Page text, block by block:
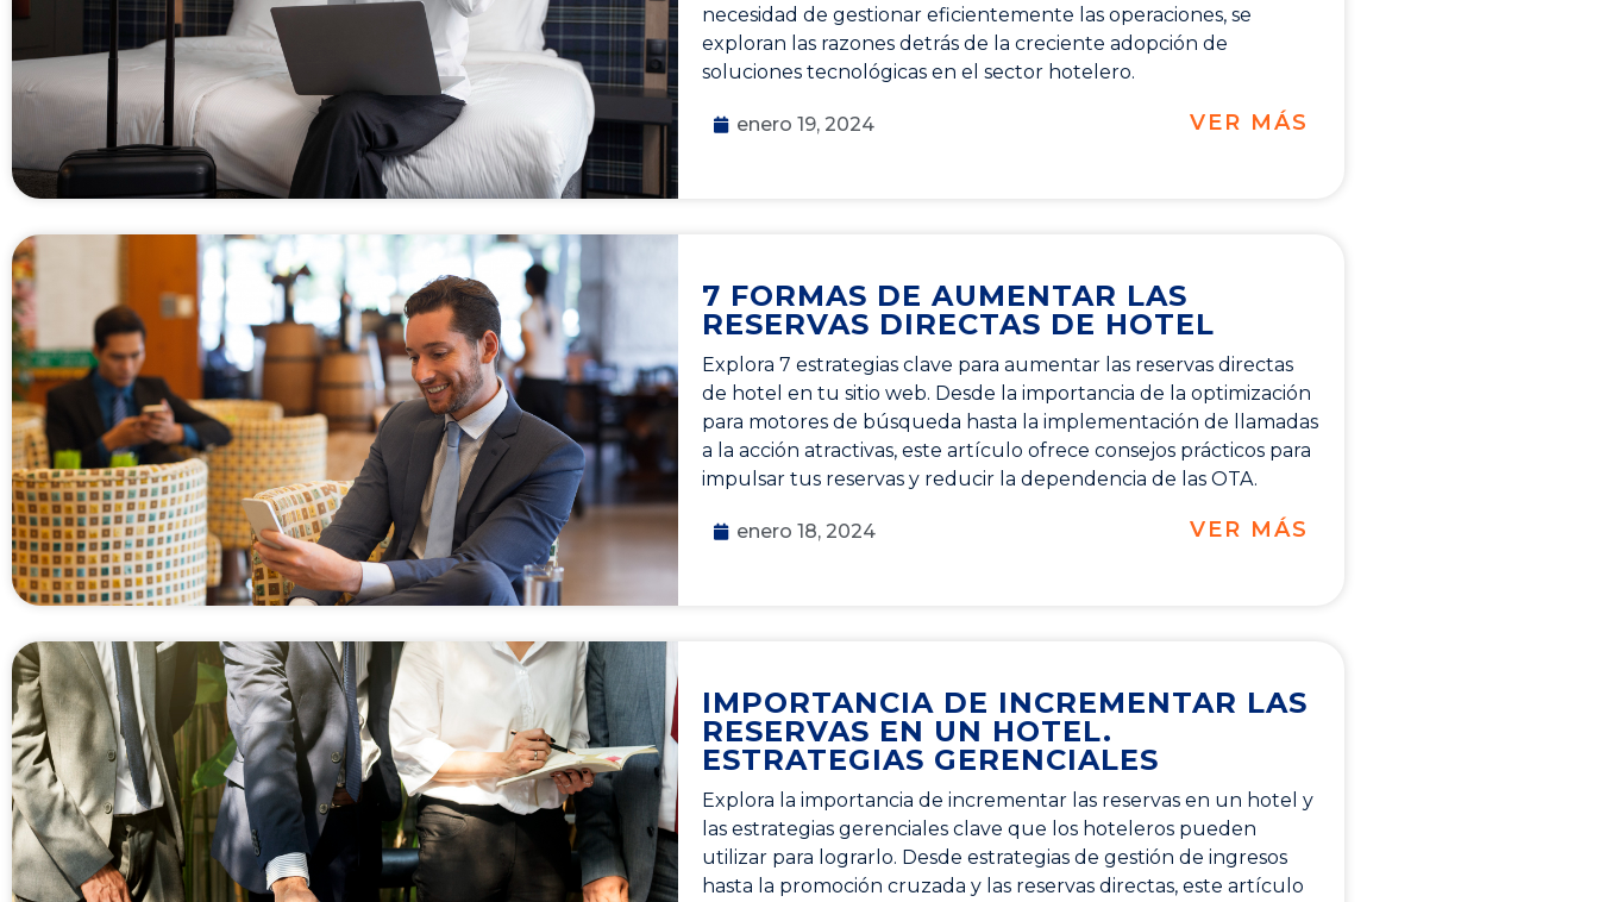
necesidad de gestionar eficientemente las operaciones, se
exploran las razones detrás de la creciente adopción de
soluciones tecnológicas en el sector hotelero.
enero 19, 2024 VER MÁS
7 FORMAS DE AUMENTAR LAS
RESERVAS DIRECTAS DE HOTEL
Explora 7 estrategias clave para aumentar las reservas directas
de hotel en tu sitio web. Desde la importancia de la optimización
para motores de búsqueda hasta la implementación de llamadas
a la acción atractivas, este artículo ofrece consejos prácticos para
impulsar tus reservas y reducir la dependencia de las OTA.
enero 18, 2024 VER MÁS
IMPORTANCIA DE INCREMENTAR LAS
RESERVAS EN UN HOTEL.
ESTRATEGIAS GERENCIALES
Explora la importancia de incrementar las reservas en un hotel y
las estrategias gerenciales clave que los hoteleros pueden
utilizar para lograrlo. Desde estrategias de gestión de ingresos
hasta la promoción cruzada y las reservas directas, este artículo